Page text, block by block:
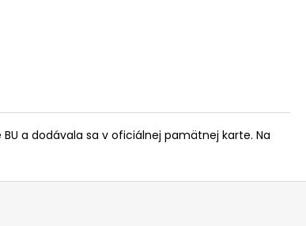
a dodávala sa v oficiálnej pamätnej karte. Na